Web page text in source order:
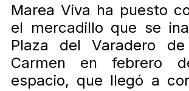
Marea Viva ha puesto
el mercadillo que se
Plaza del Varadero
Carmen en febrero
espacio, que llegó a